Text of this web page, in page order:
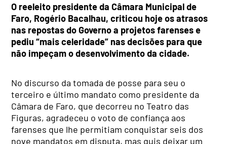
O reeleito presidente da Câmara Municipal de
Faro, Rogério Bacalhau, criticou hoje os atrasos
nas repostas do Governo a projetos farenses e
pediu “mais celeridade” nas decisões para que
não impeçam o desenvolvimento da cidade.
No discurso da tomada de posse para seu o
terceiro e último mandato como presidente da
Câmara de Faro, que decorreu no Teatro das
Figuras, agradeceu o voto de confiança aos
farenses que lhe permitiam conquistar seis dos
nove mandatos em disputa, mas quis deixar um